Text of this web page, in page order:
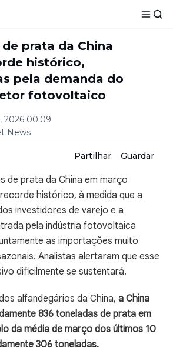
prata da China
histórico,
pela demanda do
fotovoltaico
2026 00:09
News
Partilhar Guardar
de prata da China em março
histórico, à medida que a
investidores de varejo e a
pela indústria fotovoltaica
as importações muito
Analistas alertaram que esse
dificilmente se sustentará.
alfandegários da China, a China
836 toneladas de prata em
da média de março dos últimos 10
306 toneladas.